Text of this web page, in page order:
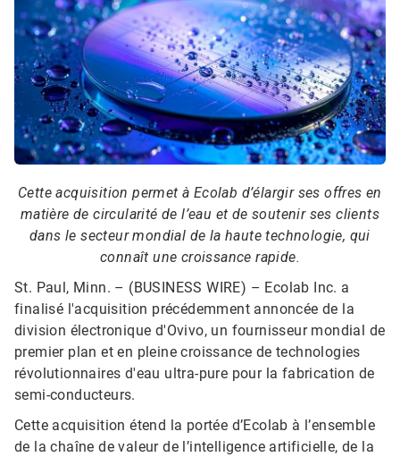
Cette acquisition permet à Ecolab d’élargir ses offres en
matière de circularité de l’eau et de soutenir ses clients
dans le secteur mondial de la haute technologie, qui
connaît une croissance rapide.
St. Paul, Minn. – (BUSINESS WIRE) – Ecolab Inc. a
finalisé l'acquisition précédemment annoncée de la
division électronique d'Ovivo, un fournisseur mondial de
premier plan et en pleine croissance de technologies
révolutionnaires d'eau ultra-pure pour la fabrication de
semi-conducteurs.
Cette acquisition étend la portée d’Ecolab à l’ensemble
de la chaîne de valeur de l’intelligence artificielle, de la